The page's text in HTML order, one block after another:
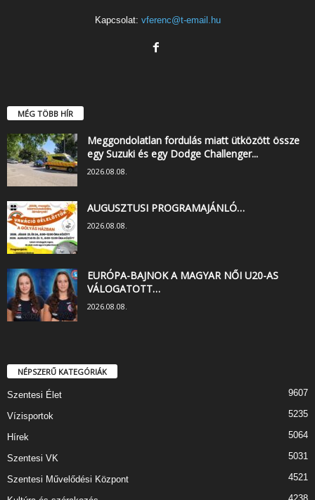
Kapcsolat: vferenc@t-email.hu
MÉG TÖBB HÍR
Meggondolatlan fordulás miatt ütközött össze
egy Suzuki és egy Dodge Challenger...
2026.08.08.
AUGUSZTUSI PROGRAMAJÁNLÓ…
2026.08.08.
EURÓPA-BAJNOK A MAGYAR NŐI U20-AS
VÁLOGATOTT…
2026.08.08.
NÉPSZERŰ KATEGÓRIÁK
Szentesi Élet 9607
Vízisportok 5235
Hírek 5064
Szentesi VK 5031
Szentesi Művelődési Központ 4521